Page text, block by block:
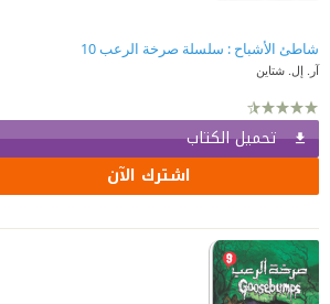
شاطئ الأشباح : سلسلة صرخة الرعب 10
آر. إل. شتاين
تحميل الكتاب
اشترك الآن